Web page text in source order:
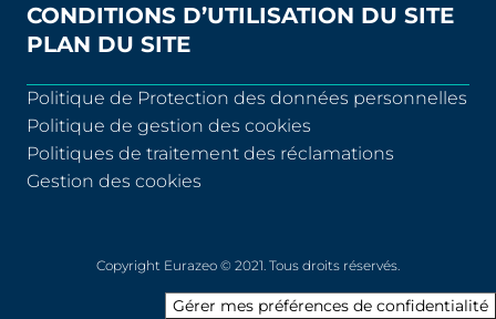
CONDITIONS D’UTILISATION DU SITE
PLAN DU SITE
Politique de Protection des données personnelles
Politique de gestion des cookies
Politiques de traitement des réclamations
Gestion des cookies
Copyright Eurazeo © 2021. Tous droits réservés.
Gérer mes préférences de confidentialité